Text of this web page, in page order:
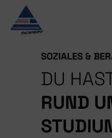
Inhalt
springen
SOZIALES &
DU
RUND